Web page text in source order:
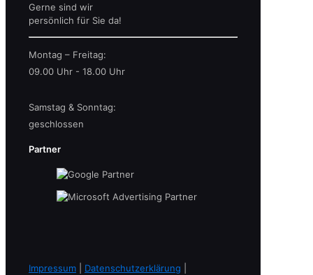
Gerne sind wir
persönlich für Sie da!
Montag – Freitag:
09.00 Uhr - 18.00 Uhr
Samstag & Sonntag:
geschlossen
Partner
Impressum Datenschutzerklärung